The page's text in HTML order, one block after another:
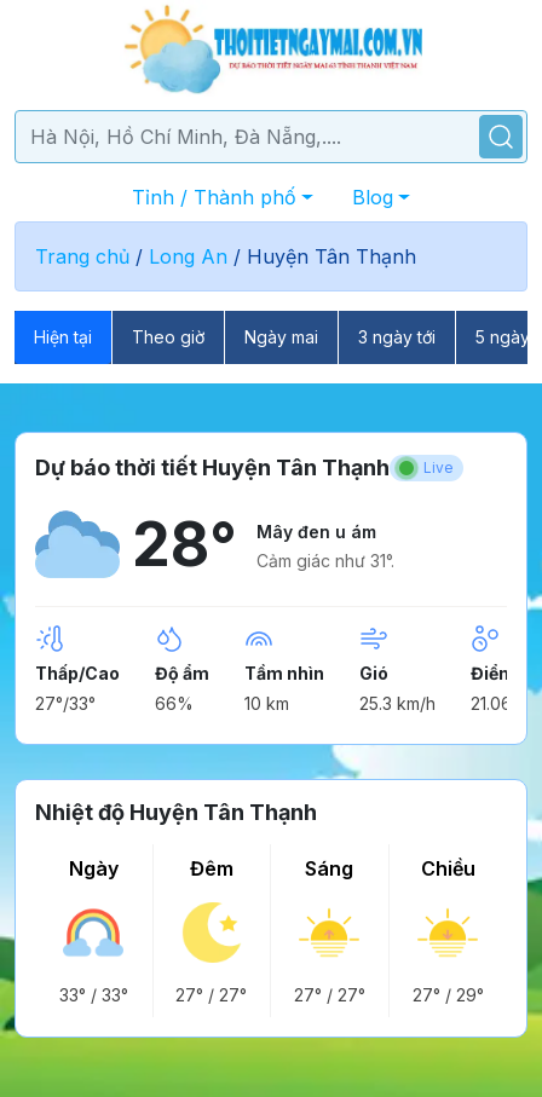
Tỉnh / Thành phố Blog
Trang chủ / Long An / Huyện Tân Thạnh
Hiện tại Theo giờ Ngày mai 3 ngày tới 5 ngày
Dự báo thời tiết Huyện Tân Thạnh Live
28°
Mây đen u ám
Cảm giác như 31°.
Thấp/Cao
27°/33°
Độ ẩm
66%
Tầm nhìn
10 km
Gió
25.3 km/h
Điểm
21.06°
Nhiệt độ Huyện Tân Thạnh
Ngày
33° / 33°
Đêm
27° /27°
Sáng
27° / 27°
Chiều
27° / 29°